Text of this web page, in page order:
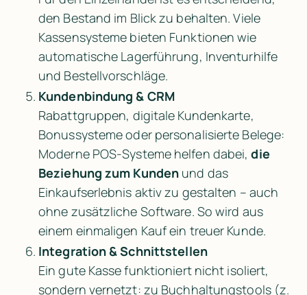
den Bestand im Blick zu behalten. Viele
Kassensysteme bieten Funktionen wie
automatische Lagerführung, Inventurhilfe
und Bestellvorschläge.
Kundenbindung & CRM
Rabattgruppen, digitale Kundenkarte,
Bonussysteme oder personalisierte Belege:
Moderne POS-Systeme helfen dabei, die
Beziehung zum Kunden und das
Einkaufserlebnis aktiv zu gestalten – auch
ohne zusätzliche Software. So wird aus
einem einmaligen Kauf ein treuer Kunde.
Integration & Schnittstellen
Ein gute Kasse funktioniert nicht isoliert,
sondern vernetzt: zu Buchhaltungstools (z.